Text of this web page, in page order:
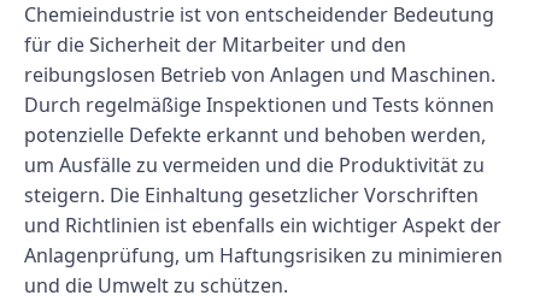
Chemieindustrie ist von entscheidender Bedeutung
für die Sicherheit der Mitarbeiter und den
reibungslosen Betrieb von Anlagen und Maschinen.
Durch regelmäßige Inspektionen und Tests können
potenzielle Defekte erkannt und behoben werden,
um Ausfälle zu vermeiden und die Produktivität zu
steigern. Die Einhaltung gesetzlicher Vorschriften
und Richtlinien ist ebenfalls ein wichtiger Aspekt der
Anlagenprüfung, um Haftungsrisiken zu minimieren
und die Umwelt zu schützen.